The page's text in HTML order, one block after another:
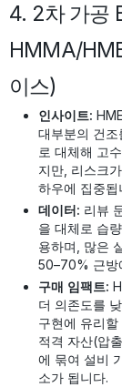
4. 2차 가공
HMMA/
이스)
인사이트:
대부분의 건
로 대체해 고
지만, 리스크
하우에 집중됩
데이터: 리뷰
을 대체로 습
용하며, 많은
50–70% 근방
구매 임팩트:
더 의존도를
구현에 유리
적격 자산(압
에 묶여 설비
소가 됩니다.